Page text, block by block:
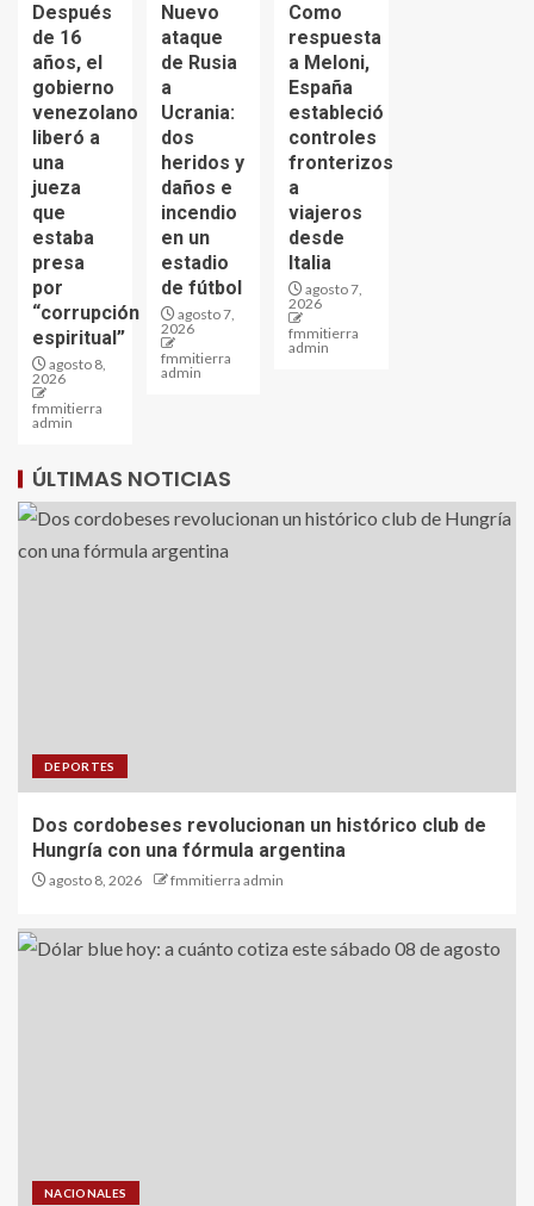
Después
de 16
años, el
gobierno
venezolano
liberó a
una
jueza
que
estaba
presa
por
“corrupción
espiritual”
agosto 8,
2026
fmmitierra
admin
Nuevo
ataque
de Rusia
a
Ucrania:
dos
heridos y
daños e
incendio
en un
estadio
de fútbol
agosto 7,
2026
fmmitierra
admin
Como
respuesta
a Meloni,
España
estableció
controles
fronterizos
a
viajeros
desde
Italia
agosto 7,
2026
fmmitierra
admin
ÚLTIMAS NOTICIAS
DEPORTES
Dos cordobeses revolucionan un histórico club de
Hungría con una fórmula argentina
agosto 8, 2026 fmmitierra admin
NACIONALES